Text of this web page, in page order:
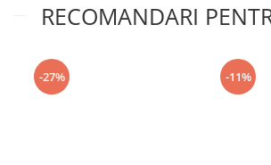
RECOMANDARI
-27% -11%